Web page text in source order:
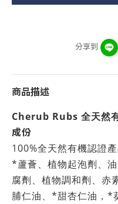
分享到
商品描述
Cherub Rubs 全天然
成份
100%全天然有機認證
*蘆薈、植物起泡劑、
腐劑、植物調和劑、赤
脯仁油、*甜杏仁油，*